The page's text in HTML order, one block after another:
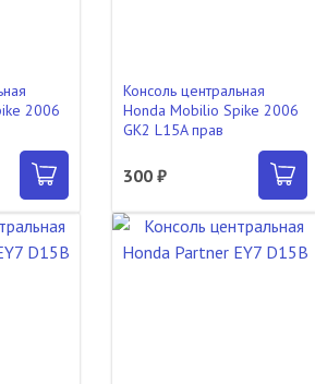
2006
Консоль центральная
Honda Mobilio Spike 2006
GK2 L15A прав
300 ₽